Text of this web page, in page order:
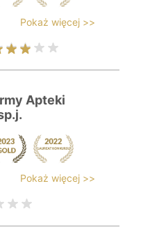
Pokaż więcej >>
Apteki
Pokaż więcej >>